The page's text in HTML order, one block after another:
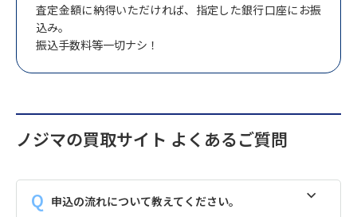
査定金額に納得いただければ、指定した銀行口座にお振
込み。
振込手数料等一切ナシ！
ノジマの買取サイト よくあるご質問
申込の流れについて教えてください。